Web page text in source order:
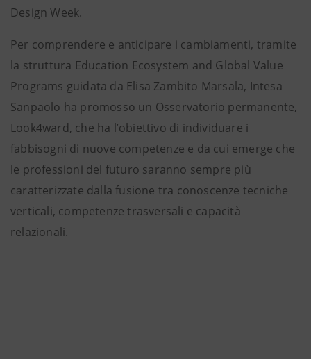
Design Week.
Per comprendere e anticipare i cambiamenti, tramite
la struttura Education Ecosystem and Global Value
Programs guidata da Elisa Zambito Marsala, Intesa
Sanpaolo ha promosso un Osservatorio permanente,
Look4ward, che ha l’obiettivo di individuare i
fabbisogni di nuove competenze e da cui emerge che
le professioni del futuro saranno sempre più
caratterizzate dalla fusione tra conoscenze tecniche
verticali, competenze trasversali e capacità
relazionali.